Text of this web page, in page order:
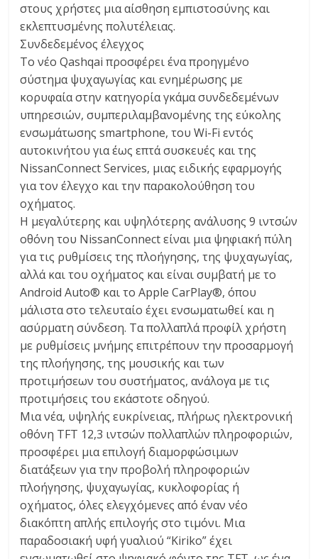
στους χρήστες μια αίσθηση εμπιστοσύνης και
εκλεπτυσμένης πολυτέλειας.
Συνδεδεμένος έλεγχος
Το νέο Qashqai προσφέρει ένα προηγμένο
σύστημα ψυχαγωγίας και ενημέρωσης με
κορυφαία στην κατηγορία γκάμα συνδεδεμένων
υπηρεσιών, συμπεριλαμβανομένης της εύκολης
ενσωμάτωσης smartphone, του Wi-Fi εντός
αυτοκινήτου για έως επτά συσκευές και της
NissanConnect Services, μιας ειδικής εφαρμογής
για τον έλεγχο και την παρακολούθηση του
οχήματος.
Η μεγαλύτερης και υψηλότερης ανάλυσης 9 ιντσών
οθόνη του NissanConnect είναι μια ψηφιακή πύλη
για τις ρυθμίσεις της πλοήγησης, της ψυχαγωγίας,
αλλά και του οχήματος και είναι συμβατή με το
Android Auto® και το Apple CarPlay®, όπου
μάλιστα στο τελευταίο έχει ενσωματωθεί και η
ασύρματη σύνδεση. Τα πολλαπλά προφίλ χρήστη
με ρυθμίσεις μνήμης επιτρέπουν την προσαρμογή
της πλοήγησης, της μουσικής και των
προτιμήσεων του συστήματος, ανάλογα με τις
προτιμήσεις του εκάστοτε οδηγού.
Μια νέα, υψηλής ευκρίνειας, πλήρως ηλεκτρονική
οθόνη TFT 12,3 ιντσών πολλαπλών πληροφοριών,
προσφέρει μια επιλογή διαμορφώσιμων
διατάξεων για την προβολή πληροφοριών
πλοήγησης, ψυχαγωγίας, κυκλοφορίας ή
οχήματος, όλες ελεγχόμενες από έναν νέο
διακόπτη απλής επιλογής στο τιμόνι. Μια
παραδοσιακή υφή γυαλιού “Kiriko” έχει